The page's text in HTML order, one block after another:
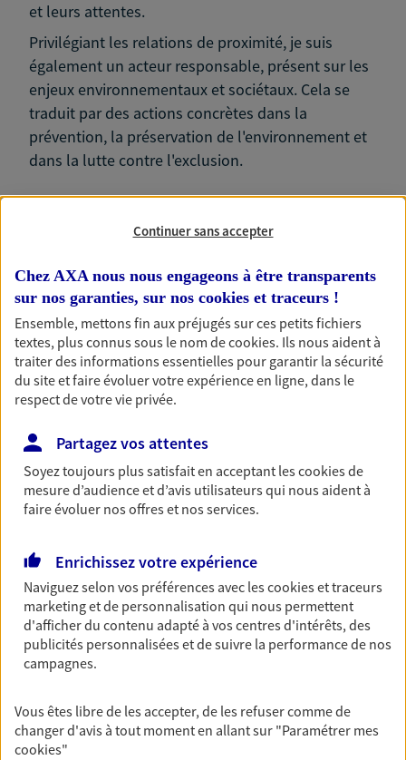
et leurs attentes.
Privilégiant les relations de proximité, je suis
également un acteur responsable, présent sur les
enjeux environnementaux et sociétaux. Cela se
traduit par des actions concrètes dans la
prévention, la préservation de l'environnement et
dans la lutte contre l'exclusion.
Nos expertises
Accompagner les
professionnels et les
entreprises
Comme vous, nous sommes des indépendants. Nous
bâtissons ensemble des solutions cohérentes pour
protéger votre activité, vos collaborateurs... mais aussi
vous-même et votre famille.
Accompagner vos projets de
vie
Achat immobilier, installation, départ à la retraite…
Autant de moments de vie qui nécessitent des solutions
d'assurance et d'épargne. Recevez un conseil d'expert
Vous aider à constituer une
Continuer sans accepter
Chez AXA nous nous engageons à être transparents
sur nos garanties, sur nos cookies et traceurs !
Ensemble, mettons fin aux préjugés sur ces petits fichiers
textes, plus connus sous le nom decookies. Ils nous aident à
traiter des informations essentielles pour garantir la sécurité
du site et faire évoluer votre expérience en ligne, dans le
respect de votre vie privée.
Partagez vos attentes
Soyez toujours plus satisfait en acceptant lescookiesde
mesure d’audience et d’avis utilisateurs qui nous aident à
faire évoluer nos offres et nos services.
Enrichissez votre expérience
Naviguez selon vos préférences avec lescookies et traceurs
marketing et de personnalisation qui nous permettent
d'afficher du contenu adapté à vos centres d'intérêts, des
publicités personnalisées et de suivre la performance de nos
campagnes.
Vous êtes libre de les accepter, de les refuser comme de
changer d'avis à tout moment en allant sur "Paramétrer mes
cookies"